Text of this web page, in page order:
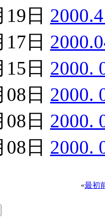
日
日
日 2000.
日 2000.
日 2000.
日 2000.
«最初